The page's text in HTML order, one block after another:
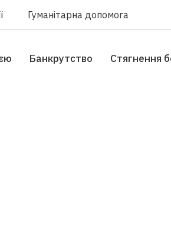
Гуманітарна допомога
Банкрутство Стягнення